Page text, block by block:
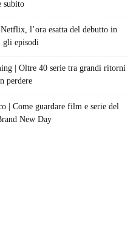
subito
l’ora esatta del debutto in
gli episodi
| Oltre 40 serie tra grandi ritorni
perdere
| Come guardare film e serie del
New Day